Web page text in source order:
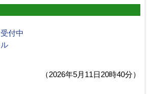
付中
（2026年5月11日20時40分）